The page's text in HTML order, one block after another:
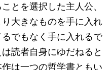
とを選択した主人公、
大きなものを手に入れ
でもなく手に入れるで
読者自身にゆだねると
は一つの哲学書ともい